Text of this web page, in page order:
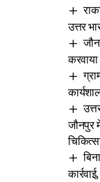
उत्तर
जौनपुर